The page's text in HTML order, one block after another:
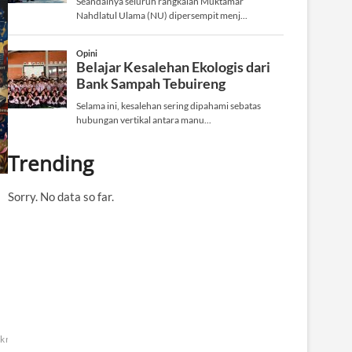
Trending
Sorry. No data so far.